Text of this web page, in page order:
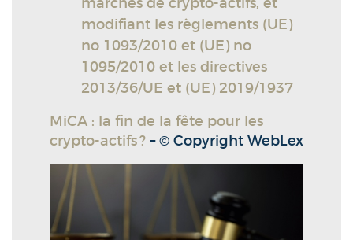
modifiant les règlements (UE)
no 1093/2010 et (UE) no
1095/2010 et les directives
2013/36/UE et (UE) 2019/1937
MiCA : la fin de la fête pour les
crypto-actifs ? – © Copyright WebLex